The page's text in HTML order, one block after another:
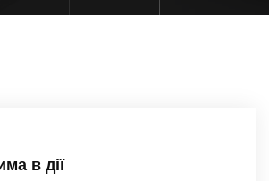
в дії